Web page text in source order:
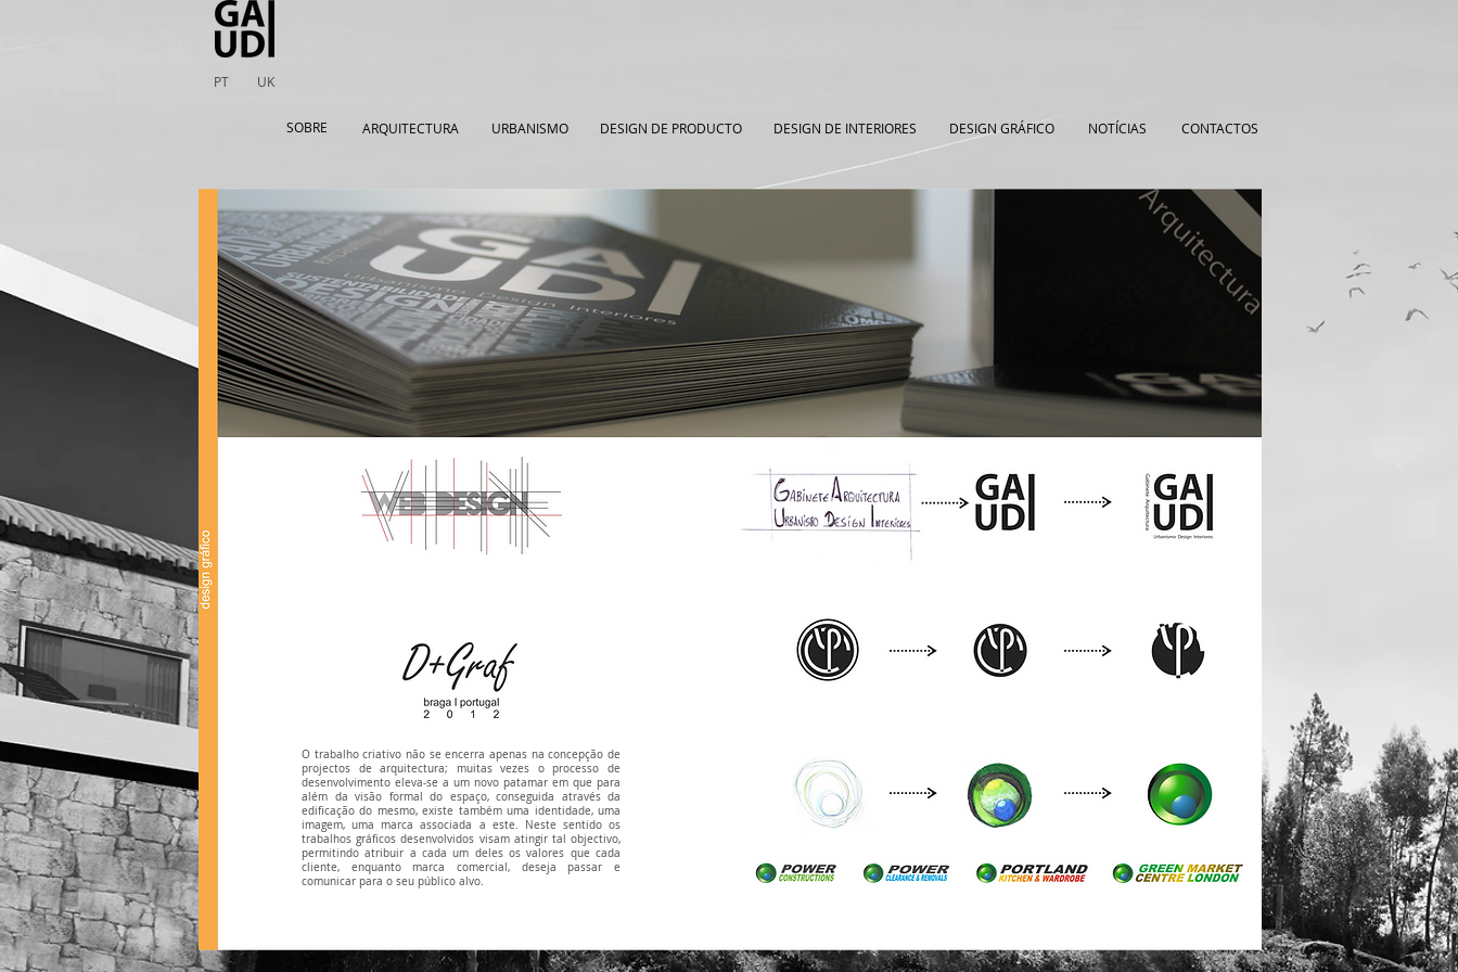
PT UK
SOBRE ARQUITECTURA URBANISMO DESIGN DE PRODUCTO DESIGN DE INTERIORES DESIGN GRÁFICO NOTÍCIAS CONTACTOS
O trabalho criativo não se encerra apenas na concepção de
projectos de arquitectura; muitas vezes o processo de
desenvolvimento eleva-se a um novo patamar em que para
além da visão formal do espaço, conseguida através da
edificação do mesmo, existe também uma identidade, uma
imagem, uma marca associada a este. Neste sentido os
trabalhos gráficos desenvolvidos visam atingir tal objectivo,
permitindo atribuir a cada um deles os valores que cada
cliente, enquanto marca comercial, deseja passar e
comunicar para o seu público alvo.